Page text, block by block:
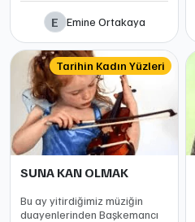
E Emine Ortakaya
Tarihin Kadın Yüzleri
SUNA KAN OLMAK
Bu ay yitirdiğimiz müziğin
duayenlerinden Başkemancı